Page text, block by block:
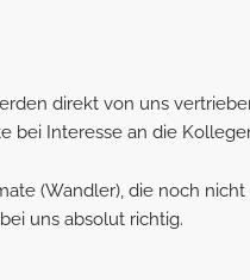
direkt von uns
bei Interesse an die
(Wandler), die noch
uns absolut richtig.